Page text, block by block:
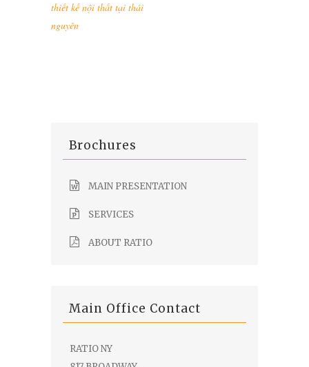
thiết kế nội thất tại thái
nguyên
Brochures
MAIN PRESENTATION
SERVICES
ABOUT RATIO
Main Office Contact
RATIO NY